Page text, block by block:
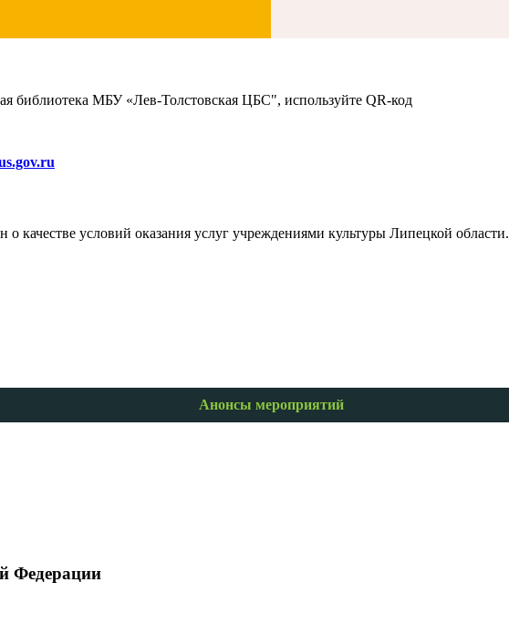
библиотека МБУ «Лев-Толстовская ЦБС", используйте QR-код
качестве условий оказания услуг учреждениями культуры Липецкой области.
Анонсы мероприятий
Федерации